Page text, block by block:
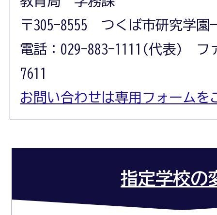
〒305-8555 つくば市研究学園
電話：029-883-1111(代表) フ
7611
お問い合わせは専用フォームを
指定学校の